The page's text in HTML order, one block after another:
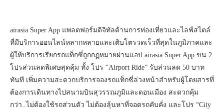
airasia Super App แพลตฟอร์มดิจิทัลด้านการท่องเที่ยวและไลฟ์สไตล์
ที่มีบริการออนไลน์หลากหลายและเติบโตรวดเร็วที่สุดในภูมิภาคและ
ผู้ให้บริการเรียกรถแท็กซี่ถูกกฏหมายผ่านแอป airasia Super App ขน 2
โปรส่วนลดพิเศษสุดคุ้ม ทั้ง โปร “Airport Ride” รับส่วนลด 50 บาท
ทันที เพิ่มความสะดวกบริการจองรถแท็กซี่ล่วงหน้าสำหรับผู้โดยสารที่
ต้องการเดินทางไปสนามบินสุวรรณภูมิและดอนเมือง สะดวกคุ้ม
กว่า..ไม่ต้องใช้รถส่วนตัว ไม่ต้องลุ้นหาที่จอดรถคับคั่ง และโปร “City